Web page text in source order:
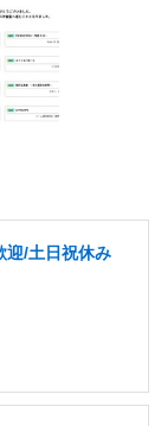
迎/土日祝休み